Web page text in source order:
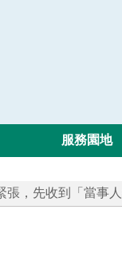
服務園地
張，先收到「當事